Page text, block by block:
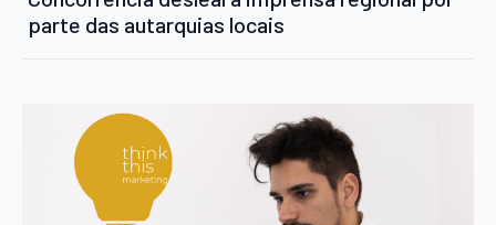
parte das autarquias locais